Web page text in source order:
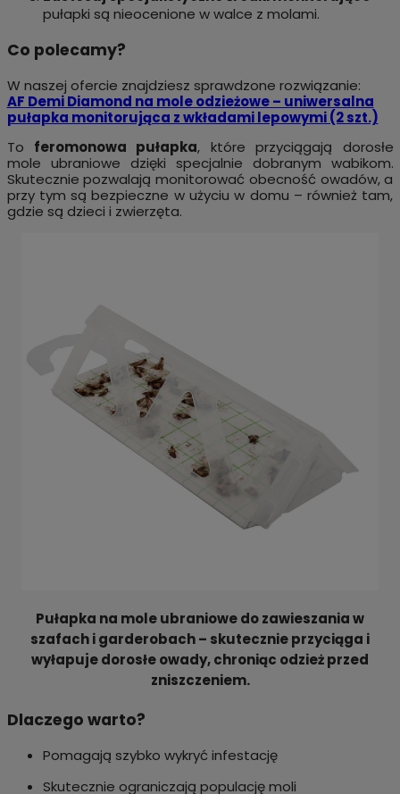
pułapki są nieocenione w walce z molami.
Co polecamy?
W naszej ofercie znajdziesz sprawdzone rozwiązanie:
AF Demi Diamond na mole odzieżowe – uniwersalna
pułapka monitorująca z wkładami lepowymi (2 szt.)
To feromonowa pułapka, które przyciągają dorosłe
mole ubraniowe dzięki specjalnie dobranym wabikom.
Skutecznie pozwalają monitorować obecność owadów, a
przy tym są bezpieczne w użyciu w domu – również tam,
gdzie są dzieci i zwierzęta.
Pułapka na mole ubraniowe do zawieszania w
szafach i garderobach – skutecznie przyciąga i
wyłapuje dorosłe owady, chroniąc odzież przed
zniszczeniem.
Dlaczego warto?
Pomagają szybko wykryć infestację
Skutecznie ograniczają populację moli